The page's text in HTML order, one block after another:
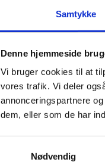
Samtykke
Denne hjemmeside
Vi bruger cookies til at
vores trafik. Vi deler
annonceringspartnere
dem, eller som de har
Nødvendig